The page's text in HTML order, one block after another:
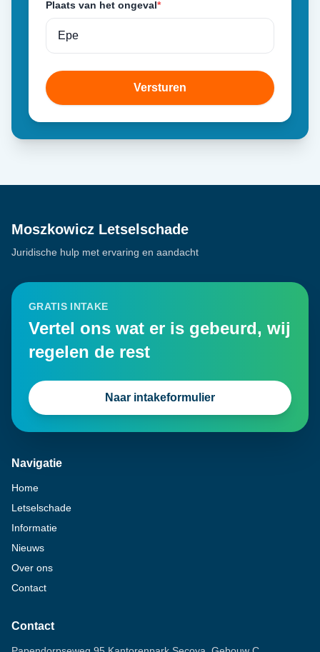
Plaats van het ongeval*
Versturen
Moszkowicz Letselschade
Juridische hulp met ervaring en aandacht
GRATIS INTAKE
Vertel ons wat er is gebeurd, wij
regelen de rest
Naar intakeformulier
Navigatie
Home
Letselschade
Informatie
Nieuws
Over ons
Contact
Contact